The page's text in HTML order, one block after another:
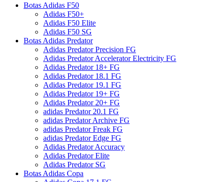
Botas Adidas F50
Adidas F50+
Adidas F50 Elite
Adidas F50 SG
Botas Adidas Predator
Adidas Predator Precision FG
Adidas Predator Accelerator Electricity FG
Adidas Predator 18+ FG
Adidas Predator 18.1 FG
Adidas Predator 19.1 FG
Adidas Predator 19+ FG
Adidas Predator 20+ FG
adidas Predator 20.1 FG
adidas Predator Archive FG
adidas Predator Freak FG
adidas Predator Edge FG
Adidas Predator Accuracy
Adidas Predator Elite
Adidas Predator SG
Botas Adidas Copa